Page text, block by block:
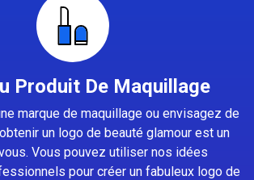
Produit De Maquillage
marque de maquillage ou envisagez de
un logo de beauté glamour est un
Vous pouvez utiliser nos idées
pour créer un fabuleux logo de